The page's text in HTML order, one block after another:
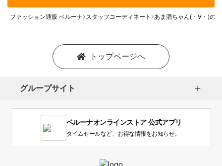
ファッション通販 ベルーナ スタッフコーディネート あま酒ちゃん(・∀・)の
トップページへ
グループサイト
ベルーナオンラインストア 公式アプリ
タイムセールなど、お得な情報をお知らせ。